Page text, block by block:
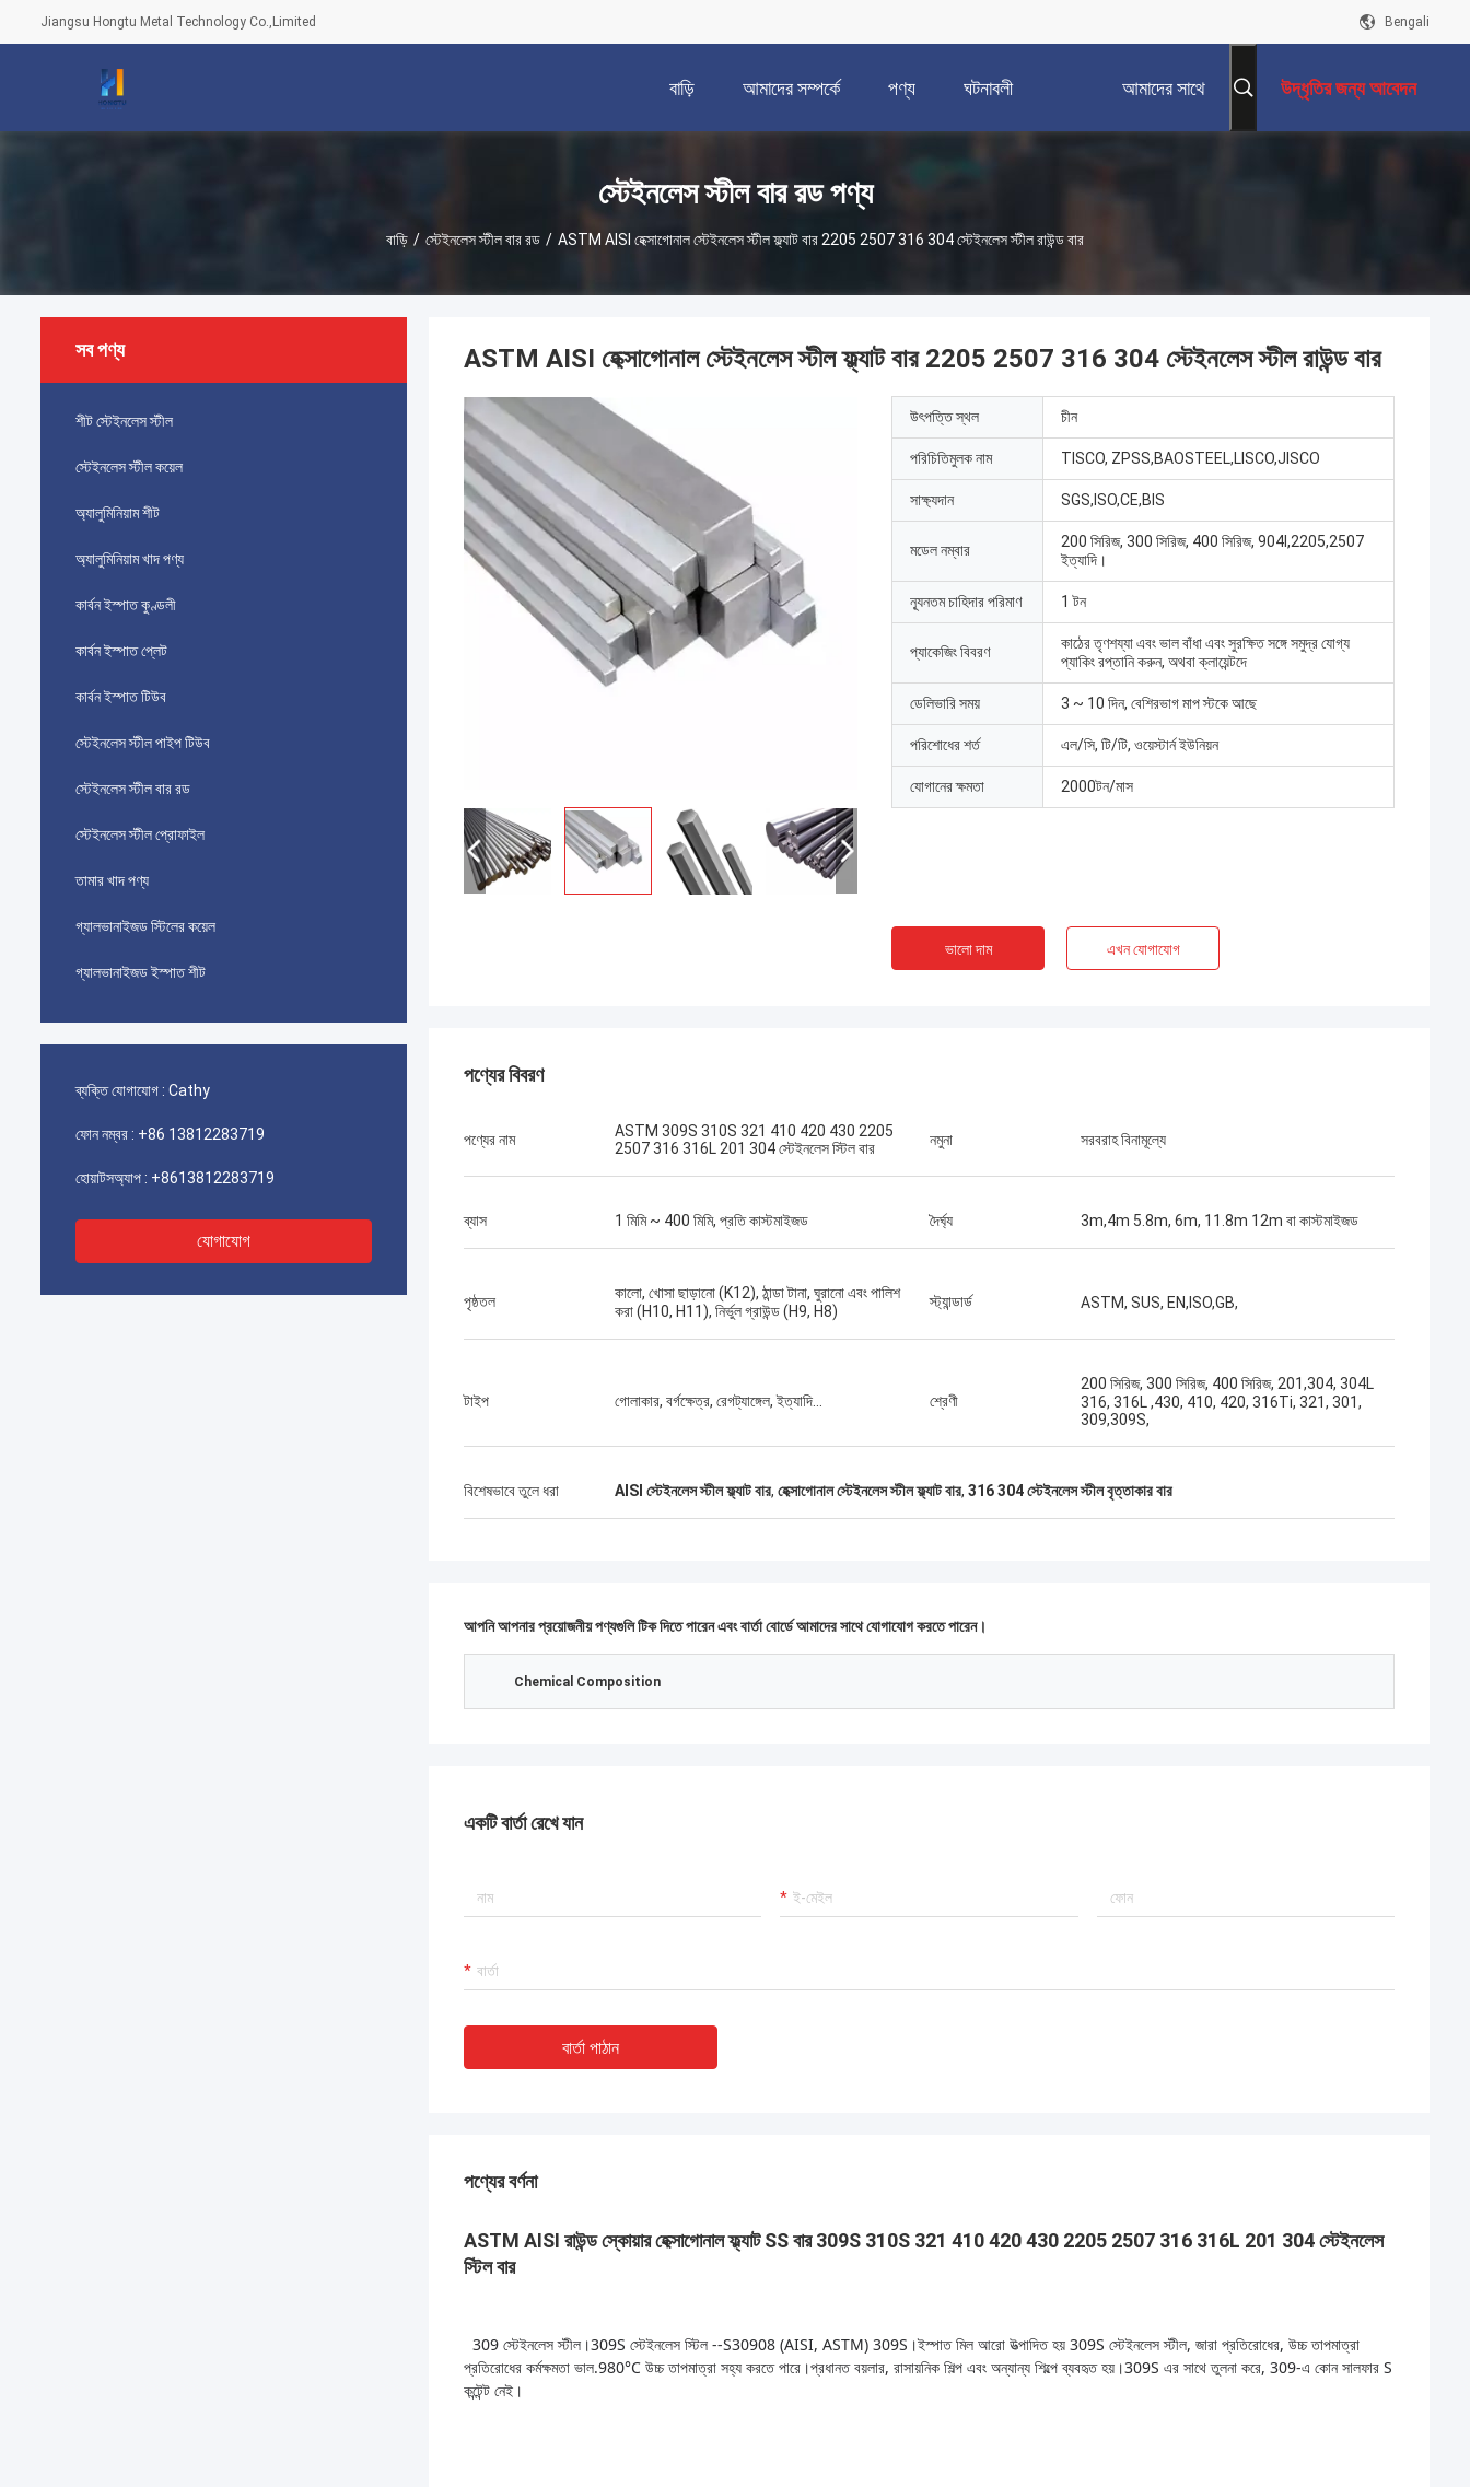
Jiangsu Hongtu Metal Technology Co.,Limited Bengali
বাড়ি আমাদের সম্পর্কে পণ্য ঘটনাবলী আমাদের সাথে উদ্ধৃতির জন্য আবেদন
স্টেইনলেস স্টীল বার রড পণ্য
বাড়ি / স্টেইনলেস স্টীল বার রড / ASTM AISI হেক্সাগোনাল স্টেইনলেস স্টীল ফ্ল্যাট বার 2205 2507 316 304 স্টেইনলেস স্টীল রাউন্ড বার
সব পণ্য
শীট স্টেইনলেস স্টীল
স্টেইনলেস স্টীল কয়েল
অ্যালুমিনিয়াম শীট
অ্যালুমিনিয়াম খাদ পণ্য
কার্বন ইস্পাত কুণ্ডলী
কার্বন ইস্পাত প্লেট
কার্বন ইস্পাত টিউব
স্টেইনলেস স্টীল পাইপ টিউব
স্টেইনলেস স্টীল বার রড
স্টেইনলেস স্টীল প্রোফাইল
তামার খাদ পণ্য
গ্যালভানাইজড স্টিলের কয়েল
গ্যালভানাইজড ইস্পাত শীট
ব্যক্তি যোগাযোগ : Cathy
ফোন নম্বর : +86 13812283719
হোয়াটসঅ্যাপ : +8613812283719
যোগাযোগ
ASTM AISI হেক্সাগোনাল স্টেইনলেস স্টীল ফ্ল্যাট বার 2205 2507 316 304 স্টেইনলেস স্টীল রাউন্ড বার
উৎপত্তি স্থল চীন
পরিচিতিমুলক নাম TISCO, ZPSS,BAOSTEEL,LISCO,JISCO
সাক্ষ্যদান SGS,ISO,CE,BIS
মডেল নম্বার
200 সিরিজ, 300 সিরিজ, 400 সিরিজ, 904l,2205,2507
ইত্যাদি।
ন্যূনতম চাহিদার পরিমাণ 1 টন
প্যাকেজিং বিবরণ
কাঠের তৃণশয্যা এবং ভাল বাঁধা এবং সুরক্ষিত সঙ্গে সমুদ্র যোগ্য
প্যাকিং রপ্তানি করুন, অথবা ক্লায়েন্টদে
ডেলিভারি সময় 3 ~ 10 দিন, বেশিরভাগ মাপ স্টকে আছে
পরিশোধের শর্ত এল/সি, টি/টি, ওয়েস্টার্ন ইউনিয়ন
যোগানের ক্ষমতা 2000টন/মাস
ভালো দাম এখন যোগাযোগ
পণ্যের বিবরণ
পণ্যের নাম
ASTM 309S 310S 321 410 420 430 2205
2507 316 316L 201 304 স্টেইনলেস স্টিল বার
নমুনা সরবরাহ বিনামূল্যে
ব্যাস 1 মিমি ~ 400 মিমি, প্রতি কাস্টমাইজড দৈর্ঘ্য 3m,4m 5.8m, 6m, 11.8m 12m বা কাস্টমাইজড
পৃষ্ঠতল
কালো, খোসা ছাড়ানো (K12), ঠান্ডা টানা, ঘুরানো এবং পালিশ
করা (H10, H11), নির্ভুল গ্রাউন্ড (H9, H8)
স্ট্যান্ডার্ড ASTM, SUS, EN,ISO,GB,
টাইপ গোলাকার, বর্গক্ষেত্র, রেগট্যাঙ্গেল, ইত্যাদি... শ্রেণী
200 সিরিজ, 300 সিরিজ, 400 সিরিজ, 201,304, 304L
316, 316L ,430, 410, 420, 316Ti, 321, 301,
309,309S,
বিশেষভাবে তুলে ধরা AISI স্টেইনলেস স্টীল ফ্ল্যাট বার, হেক্সাগোনাল স্টেইনলেস স্টীল ফ্ল্যাট বার, 316 304 স্টেইনলেস স্টীল বৃত্তাকার বার
আপনি আপনার প্রয়োজনীয় পণ্যগুলি টিক দিতে পারেন এবং বার্তা বোর্ডে আমাদের সাথে যোগাযোগ করতে পারেন।
Chemical Composition
একটি বার্তা রেখে যান
বার্তা পাঠান
পণ্যের বর্ণনা
ASTM AISI রাউন্ড স্কোয়ার হেক্সাগোনাল ফ্ল্যাট SS বার 309S 310S 321 410 420 430 2205 2507 316 316L 201 304 স্টেইনলেস
স্টিল বার
309 স্টেইনলেস স্টীল।309S স্টেইনলেস স্টিল --S30908 (AISI, ASTM) 309S।ইস্পাত মিল আরো উত্পাদিত হয় 309S স্টেইনলেস স্টীল, জারা প্রতিরোধের, উচ্চ তাপমাত্রা
প্রতিরোধের কর্মক্ষমতা ভাল.980°C উচ্চ তাপমাত্রা সহ্য করতে পারে।প্রধানত বয়লার, রাসায়নিক শিল্প এবং অন্যান্য শিল্পে ব্যবহৃত হয়।309S এর সাথে তুলনা করে, 309-এ কোন সালফার S
কন্টেন্ট নেই।